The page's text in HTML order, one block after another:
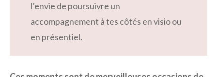
l’envie de poursuivre un
accompagnement à tes côtés en visio ou
en présentiel.